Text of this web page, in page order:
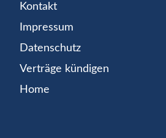
Kontakt
Impressum
Datenschutz
Verträge kündigen
Home